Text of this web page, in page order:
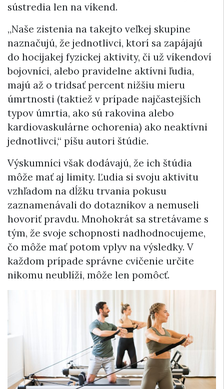
sústredia len na víkend.
„Naše zistenia na takejto veľkej skupine
naznačujú, že jednotlivci, ktorí sa zapájajú
do hocijakej fyzickej aktivity, či už víkendoví
bojovníci, alebo pravidelne aktívni ľudia,
majú až o tridsať percent nižšiu mieru
úmrtnosti (taktiež v prípade najčastejších
typov úmrtia, ako sú rakovina alebo
kardiovaskulárne ochorenia) ako neaktívni
jednotlivci,“ píšu autori štúdie.
Výskumníci však dodávajú, že ich štúdia
môže mať aj limity. Ľudia si svoju aktivitu
vzhľadom na dĺžku trvania pokusu
zaznamenávali do dotazníkov a nemuseli
hovoriť pravdu. Mnohokrát sa stretávame s
tým, že svoje schopnosti nadhodnocujeme,
čo môže mať potom vplyv na výsledky. V
každom prípade správne cvičenie určite
nikomu neublíži, môže len pomôcť.